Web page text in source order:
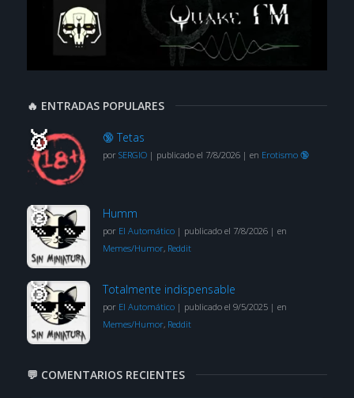
🔥 ENTRADAS POPULARES
🔞 Tetas
por SERGIO| publicado el 7/8/2026| en Erotismo 🔞
Humm
por El Automático| publicado el 7/8/2026| en
Memes/Humor, Reddit
Totalmente indispensable
por El Automático| publicado el 9/5/2025| en
Memes/Humor, Reddit
💬 COMENTARIOS RECIENTES